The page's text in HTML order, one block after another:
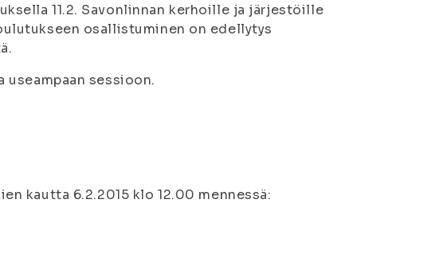
11.2. Savonlinnan kerhoille ja järjestöille
osallistuminen on edellytys
sessioon.
kautta 6.2.2015 klo 12.00 mennessä: